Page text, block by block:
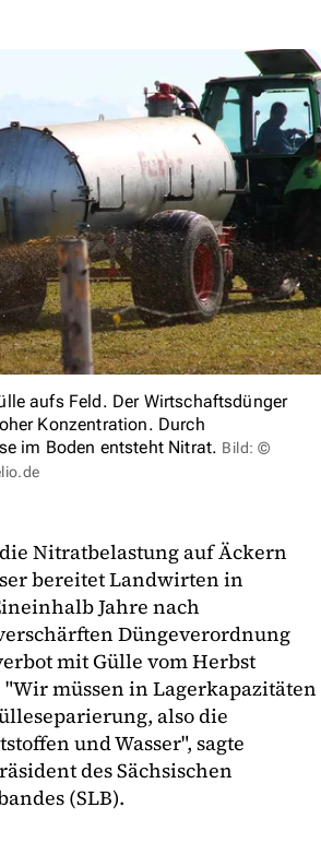
aufs Feld. Der Wirtschaftsdünger
Konzentration. Durch
im Boden entsteht Nitrat. Bild: ©
Nitratbelastung auf Äckern
bereitet Landwirten in
Jahre nach
Düngeverordnung
mit Gülle vom Herbst
müssen in Lagerkapazitäten
also die
und Wasser", sagte
des Sächsischen
(SLB).